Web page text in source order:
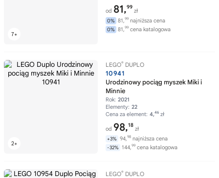
od 81,99
zł
0% 81,99 najniższa cena
0% 81,99 cena katalogowa
LEGO® DUPLO
10941
Urodzinowy pociąg myszek Miki i
Minnie
Rok: 2021
Elementy: 22
Cena za element: 4,46 zł
od 98,18
zł
+3% 94,98 najniższa cena
-32% 144,99 cena katalogowa
LEGO® DUPLO